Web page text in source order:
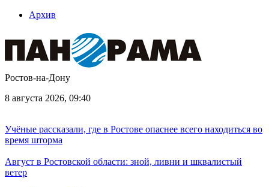
Архив
Ростов-на-Дону
8 августа 2026, 09:40
Учёные рассказали, где в Ростове опаснее всего находиться во
время шторма
Август в Ростовской области: зной, ливни и шквалистый
ветер